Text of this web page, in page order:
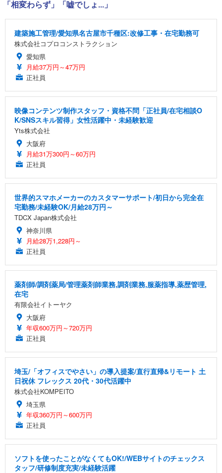
「相変わらず」「嘘でしょ...」
建築施工管理/愛知県名古屋市千種区:改修工事・在宅勤務可
株式会社コプロコンストラクション
愛知県
月給37万円～47万円
正社員
映像コンテンツ制作スタッフ・資格不問「正社員/在宅相談O
K/SNSスキル習得」女性活躍中・未経験歓迎
Yts株式会社
大阪府
月給31万300円～60万円
正社員
世界的スマホメーカーのカスタマーサポート/初日から完全在
宅勤務/未経験OK/月給28万円～
TDCX Japan株式会社
神奈川県
月給28万1,228円～
正社員
薬剤師/調剤薬局/管理薬剤師業務,調剤業務,服薬指導,薬歴管理,
在宅
有限会社イトーヤク
大阪府
年収600万円～720万円
正社員
埼玉/「オフィスでやさい」の導入提案/直行直帰&リモート 土
日祝休 フレックス 20代・30代活躍中
株式会社KOMPEITO
埼玉県
年収360万円～600万円
正社員
ソフトを使ったことがなくてもOK!/WEBサイトのチェックス
タッフ/研修制度充実/未経験活躍